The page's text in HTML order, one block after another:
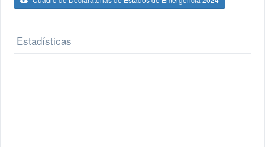
Estadísticas